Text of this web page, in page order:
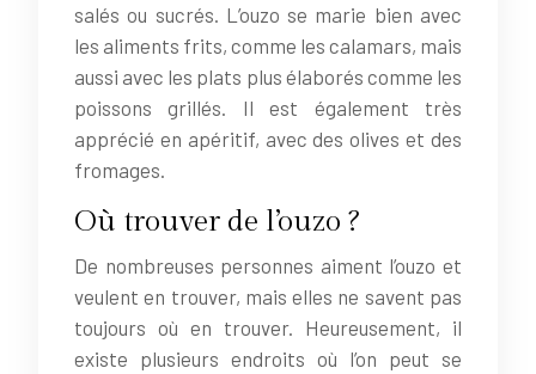
salés ou sucrés. L’ouzo se marie bien avec
les aliments frits, comme les calamars, mais
aussi avec les plats plus élaborés comme les
poissons grillés. Il est également très
apprécié en apéritif, avec des olives et des
fromages.
Où trouver de l’ouzo ?
De nombreuses personnes aiment l’ouzo et
veulent en trouver, mais elles ne savent pas
toujours où en trouver. Heureusement, il
existe plusieurs endroits où l’on peut se